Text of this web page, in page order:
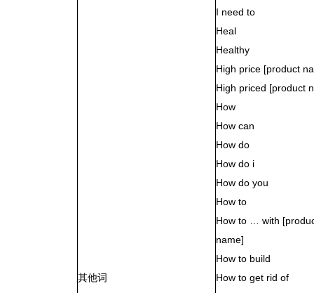
其他词
I need to
Heal
Healthy
High price [product
High priced [product
How
How can
How do
How do i
How do you
How to
How to … with
name]
How to build
How to get rid of